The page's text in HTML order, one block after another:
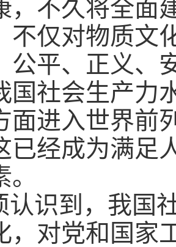
，不久将全面
不仅对物质文
公平、正义、
国社会生产力
面进入世界前
已经成为满足
认识到，我国
，对党和国家